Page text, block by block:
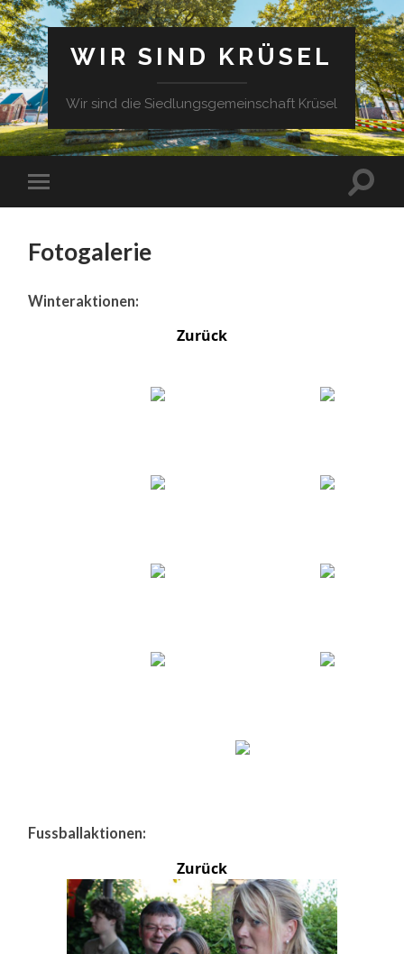
WIR SIND KRÜSEL
Wir sind die Siedlungsgemeinschaft Krüsel
Fotogalerie
Winteraktionen:
Zurück
Fussballaktionen:
Zurück